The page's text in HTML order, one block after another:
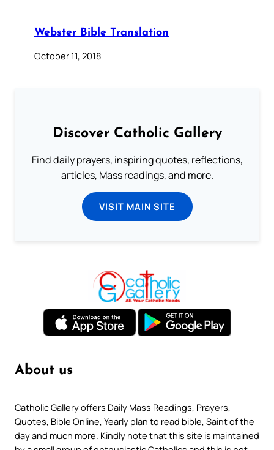
Webster Bible Translation
October 11, 2018
Discover Catholic Gallery
Find daily prayers, inspiring quotes, reflections,
articles, Mass readings, and more.
VISIT MAIN SITE
About us
Catholic Gallery offers Daily Mass Readings, Prayers,
Quotes, Bible Online, Yearly plan to read bible, Saint of the
day and much more. Kindly note that this site is maintained